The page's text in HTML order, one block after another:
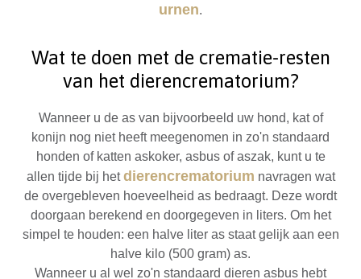
urnen.
Wat te doen met de crematie-resten
van het dierencrematorium?
Wanneer u de as van bijvoorbeeld uw hond, kat of
konijn nog niet heeft meegenomen in zo'n standaard
honden of katten askoker, asbus of aszak, kunt u te
allen tijde bij hetdierencrematorium navragen wat
de overgebleven hoeveelheid as bedraagt. Deze wordt
doorgaan berekend en doorgegeven in liters. Om het
simpel te houden: een halve liter as staat gelijk aan een
halve kilo (500 gram) as.
Wanneer u al wel zo'n standaard dieren asbus hebt